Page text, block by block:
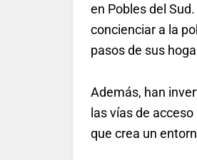
en Pobles del
concienciar a la
pasos de sus
Además, han
las vías de
que crea un